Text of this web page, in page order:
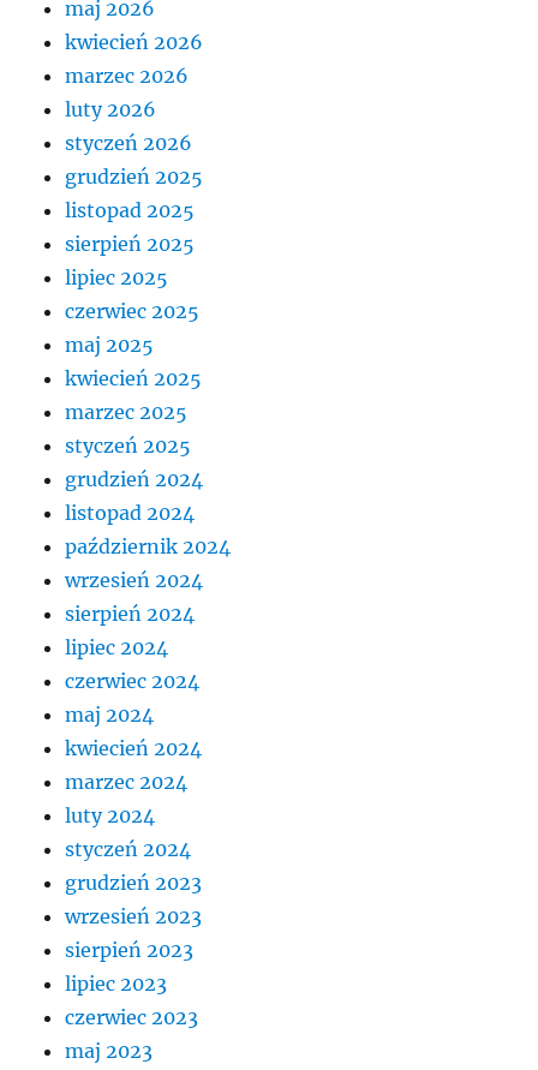
maj 2026
kwiecień 2026
marzec 2026
luty 2026
styczeń 2026
grudzień 2025
listopad 2025
sierpień 2025
lipiec 2025
czerwiec 2025
maj 2025
kwiecień 2025
marzec 2025
styczeń 2025
grudzień 2024
listopad 2024
październik 2024
wrzesień 2024
sierpień 2024
lipiec 2024
czerwiec 2024
maj 2024
kwiecień 2024
marzec 2024
luty 2024
styczeń 2024
grudzień 2023
wrzesień 2023
sierpień 2023
lipiec 2023
czerwiec 2023
maj 2023